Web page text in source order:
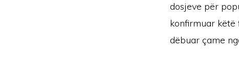
dosjeve për
konfirmuar këtë
dëbuar çame